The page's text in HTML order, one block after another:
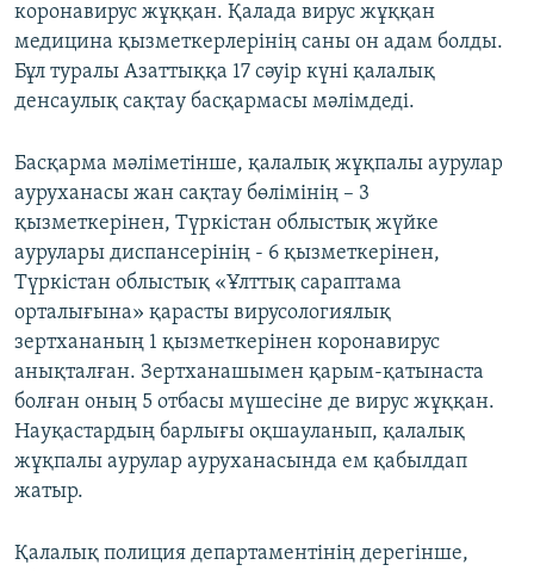
коронавирус жұққан. Қалада вирус жұққан
медицина қызметкерлерінің саны он адам болды.
Бұл туралы Азаттыққа 17 сәуір күні қалалық
денсаулық сақтау басқармасы мәлімдеді.
Басқарма мәліметінше, қалалық жұқпалы аурулар
ауруханасы жан сақтау бөлімінің – 3
қызметкерінен, Түркістан облыстық жүйке
аурулары диспансерінің - 6 қызметкерінен,
Түркістан облыстық «Ұлттық сараптама
орталығына» қарасты вирусологиялық
зертхананың 1 қызметкерінен коронавирус
анықталған. Зертханашымен қарым-қатынаста
болған оның 5 отбасы мүшесіне де вирус жұққан.
Науқастардың барлығы оқшауланып, қалалық
жұқпалы аурулар ауруханасында ем қабылдап
жатыр.
Қалалық полиция департаментінің дерегінше,